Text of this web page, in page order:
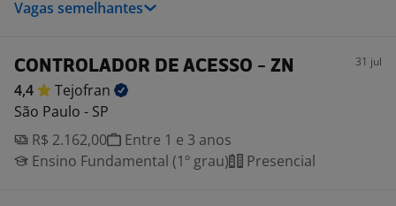
Vagas semelhantes
CONTROLADOR DE ACESSO - ZN 31 jul
4,4
Tejofran
São Paulo - SP
R$ 2.162,00
Entre 1 e 3 anos
Ensino Fundamental (1º grau)
Presencial